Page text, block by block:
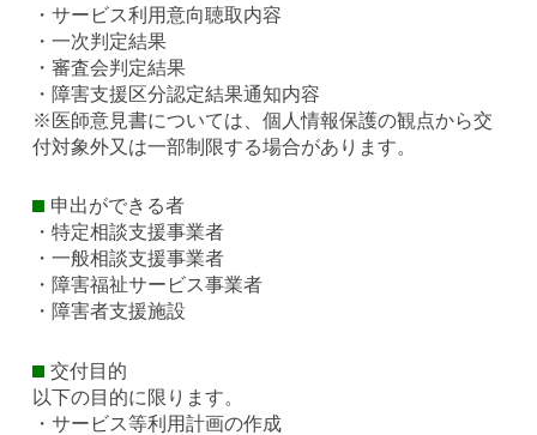
・サービス利用意向聴取内容
・一次判定結果
・審査会判定結果
・障害支援区分認定結果通知内容
※医師意見書については、個人情報保護の観点から交
付対象外又は一部制限する場合があります。
申出ができる者
・特定相談支援事業者
・一般相談支援事業者
・障害福祉サービス事業者
・障害者支援施設
交付目的
以下の目的に限ります。
・サービス等利用計画の作成